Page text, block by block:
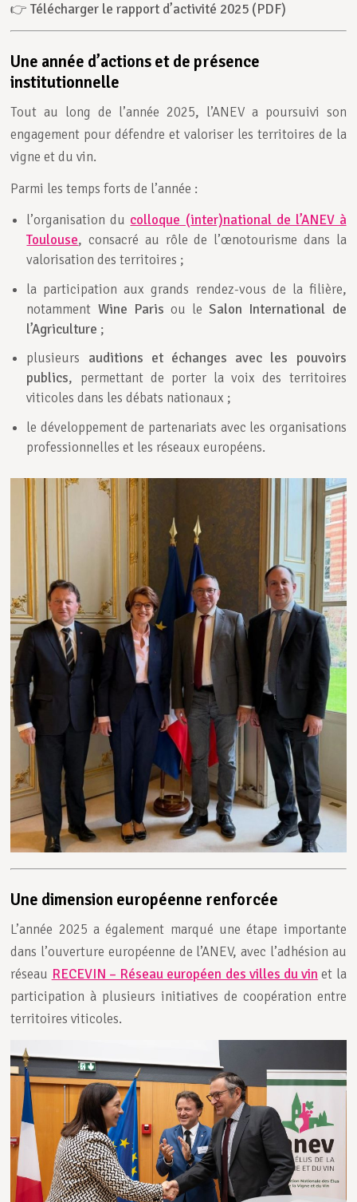
👉Télécharger le rapport d’activité 2025 (PDF)
Une année d’actions et de présence
institutionnelle
Tout au long de l’année 2025, l’ANEV a poursuivi son
engagement pour défendre et valoriser les territoires de la
vigne et du vin.
Parmi les temps forts de l’année :
l’organisation du colloque (inter)national de l’ANEV à
Toulouse, consacré au rôle de l’œnotourisme dans la
valorisation des territoires ;
la participation aux grands rendez-vous de la filière,
notamment Wine Paris ou leSalon International de
l’Agriculture ;
plusieurs auditions et échanges avec les pouvoirs
publics, permettant de porter la voix des territoires
viticoles dans les débats nationaux ;
le développement de partenariats avec les organisations
professionnelles et les réseaux européens.
Une dimension européenne renforcée
L’année 2025 a également marqué une étape importante
dans l’ouverture européenne de l’ANEV, avec l’adhésion au
réseau RECEVIN – Réseau européen des villes du vin et la
participation à plusieurs initiatives de coopération entre
territoires viticoles.